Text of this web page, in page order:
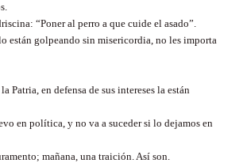
“Poner al perro a que cuide el asado”.
están golpeando sin misericordia, no les importa
Patria, en defensa de sus intereses la están
en política, y no va a suceder si lo dejamos en
mañana, una traición. Así son.